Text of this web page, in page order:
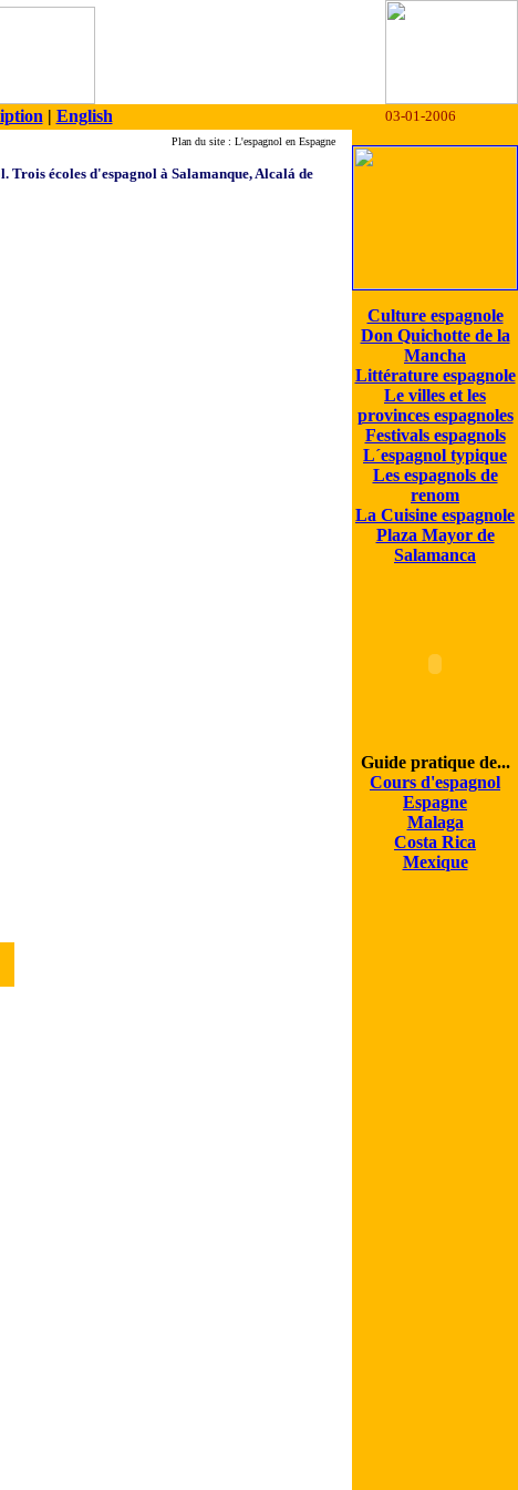
| English 03-01-2006
Plan du site : L'espagnol en Espagne
Trois écoles d'espagnol à Salamanque, Alcalá de
Culture espagnole
Don Quichotte de la
Mancha
Littérature espagnole
Le villes et les
provinces espagnoles
Festivals espagnols
L´espagnol typique
Les espagnols de
renom
La Cuisine espagnole
Plaza Mayor de
Salamanca
Guide pratique de...
Cours d'espagnol
Espagne
Malaga
Costa Rica
Mexique